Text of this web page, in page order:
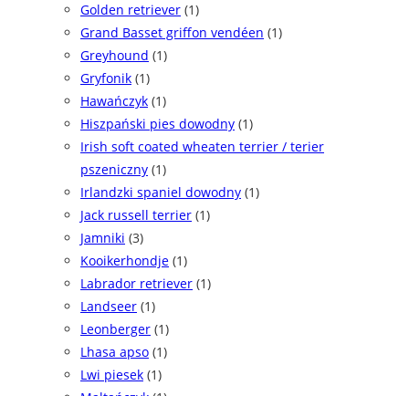
Golden retriever (1)
Grand Basset griffon vendéen (1)
Greyhound (1)
Gryfonik (1)
Hawańczyk (1)
Hiszpański pies dowodny (1)
Irish soft coated wheaten terrier / terier
pszeniczny (1)
Irlandzki spaniel dowodny (1)
Jack russell terrier (1)
Jamniki (3)
Kooikerhondje (1)
Labrador retriever (1)
Landseer (1)
Leonberger (1)
Lhasa apso (1)
Lwi piesek (1)